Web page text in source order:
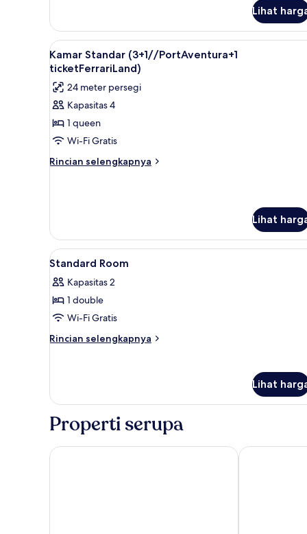
Kamar
Standar
(2ad//PortAventura+1
ticketFerrariLand)
Lihat
Lihat
semua
foto
untuk
Kamar
Standar
(3+1//PortAventura+1
ticketFerrariLand)
Brankas, meja kerja, dan
8
Kamar Standar (3+1//PortAventura+1
ticketFerrariLand)
24 meter persegi
Kapasitas 4
1 queen
Wi-Fi Gratis
Rincian selengkapnya
Rincian
(3+1//PortAventura+1
ticketFerrariLand)
Lihat
Lihat
semua
foto
untuk
Standard
Room
Brankas, meja kerja, dan
4
Standard Room
Kapasitas 2
1 double
Wi-Fi Gratis
Rincian selengkapnya
Rincian
Room
Lihat
Properti serupa
PortAventura Hotel El Paso - Includes unlimited
PortAventura